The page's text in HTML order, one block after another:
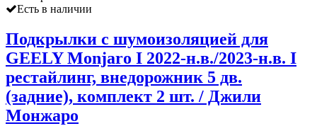
Есть в наличии
Подкрылки с шумоизоляцией для
GEELY Monjaro I 2022-н.в./2023-н.в. I
рестайлинг, внедорожник 5 дв.
(задние), комплект 2 шт. / Джили
Монжаро